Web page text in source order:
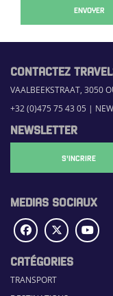
ENVOYER
CONTACTEZ
VAALBEEKSTRAAT, 3050
+32 (0)475 75 43 05 |
NEWSLETTER
S'INCRIRE
MEDIAS SOCIAUX
CATÉGORIES
TRANSPORT